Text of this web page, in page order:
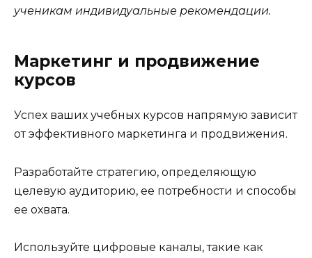
ученикам индивидуальные рекомендации.
Маркетинг и продвижение
курсов
Успех ваших учебных курсов напрямую зависит
от эффективного маркетинга и продвижения.
Разработайте стратегию, определяющую
целевую аудиторию, ее потребности и способы
ее охвата.
Используйте цифровые каналы, такие как